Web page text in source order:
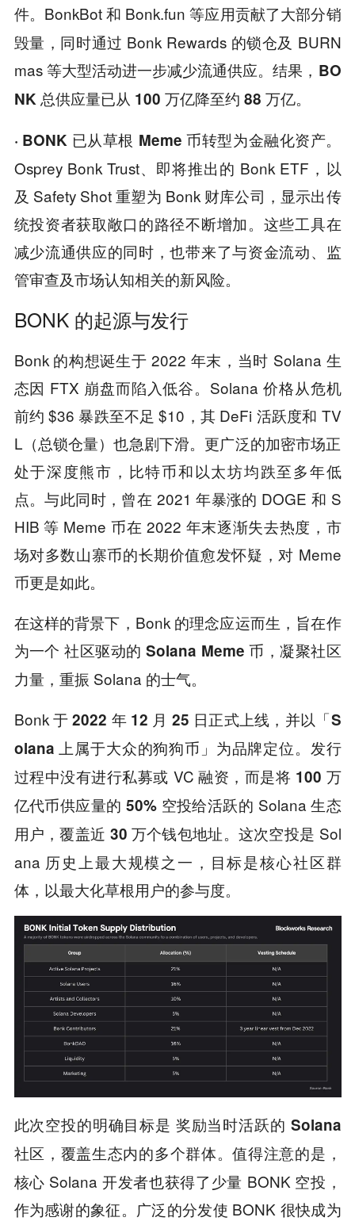
件。BonkBot 和 Bonk.fun 等应用贡献了大部分销
毁量，同时通过 Bonk Rewards 的锁仓及 BURN
mas 等大型活动进一步减少流通供应。结果， BO
NK 总供应量已从 100 万亿降至约 88 万亿。
· BONK 已从草根 Meme 币转型为金融化资产。
Osprey Bonk Trust、即将推出的 Bonk ETF，以
及 Safety Shot 重塑为 Bonk 财库公司，显示出传
统投资者获取敞口的路径不断增加。这些工具在
减少流通供应的同时，也带来了与资金流动、监
管审查及市场认知相关的新风险。
BONK 的起源与发行
Bonk 的构想诞生于 2022 年末，当时 Solana 生
态因 FTX 崩盘而陷入低谷。Solana 价格从危机
前约 $36 暴跌至不足 $10，其 DeFi 活跃度和 TV
L（总锁仓量）也急剧下滑。更广泛的加密市场正
处于深度熊市，比特币和以太坊均跌至多年低
点。与此同时，曾在 2021 年暴涨的 DOGE 和 S
HIB 等 Meme 币在 2022 年末逐渐失去热度，市
场对多数山寨币的长期价值愈发怀疑，对 Meme
币更是如此。
在这样的背景下，Bonk 的理念应运而生，旨在作
为一个 社区驱动的 Solana Meme 币，凝聚社区
力量，重振 Solana 的士气。
Bonk 于2022 年 12 月 25 日正式上线， 并以 「S
olana 上属于大众的狗狗币」 为品牌定位。发行
过程中没有进行私募或 VC 融资，而是将 100 万
亿代币供应量的 50% 空投给活跃的 Solana 生态
用户，覆盖近 30 万个钱包地址。这次空投是 Sol
ana 历史上最大规模之一，目标是核心社区群
体，以最大化草根用户的参与度。
此次空投的明确目标是 奖励当时活跃的 Solana
社区 ，覆盖生态内的多个群体。值得注意的是，
核心 Solana 开发者也获得了少量 BONK 空投，
作为感谢的象征。广泛的分发使 BONK 很快成为